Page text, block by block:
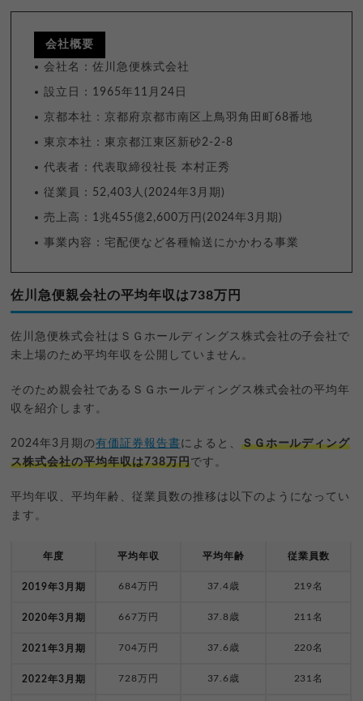
会社概要
会社名：佐川急便株式会社
設立日：1965年11月24日
京都本社：京都府京都市南区上鳥羽角田町68番地
東京本社：東京都江東区新砂2-2-8
代表者：代表取締役社長 本村正秀
従業員：52,403人(2024年3月期)
売上高：1兆455億2,600万円(2024年3月期)
事業内容：宅配便など各種輸送にかかわる事業
佐川急便親会社の平均年収は738万円
佐川急便株式会社はＳＧホールディングス株式会社の子会社で
未上場のため平均年収を公開していません。
そのため親会社であるＳＧホールディングス株式会社の平均年
収を紹介します。
2024年3月期の有価証券報告書によると、 ＳＧホールディング
ス株式会社の平均年収は738万円です。
平均年収、平均年齢、従業員数の推移は以下のようになってい
ます。
年度 平均年収 平均年齢 従業員数
2019年3月期 684万円 37.4歳 219名
2020年3月期 667万円 37.8歳 211名
2021年3月期 704万円 37.6歳 220名
2022年3月期 728万円 37.6歳 231名